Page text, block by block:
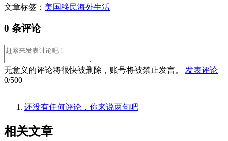
文章标签： 美国移民海外生活
0 条评论
无意义的评论将很快被删除，账号将被禁止发言。
发表评论
0/500
还没有任何评论，你来说两句吧
相关文章